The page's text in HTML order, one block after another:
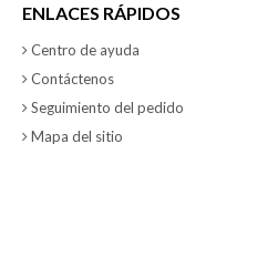
ENLACES RÁPIDOS
Centro de ayuda
Contáctenos
Seguimiento del pedido
Mapa del sitio